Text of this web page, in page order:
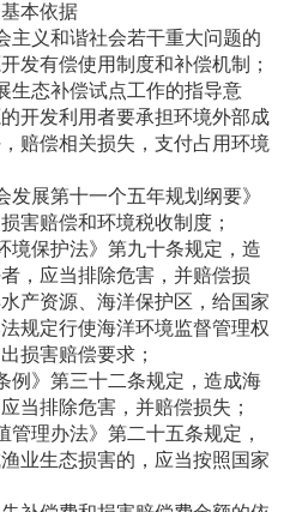
本依据
主义和谐社会若干重大问题的
发有偿使用制度和补偿机制；
生态补偿试点工作的指导意
开发利用者要承担环境外部成
赔偿相关损失，支付占用环境
展第十一个五年规划纲要》
害赔偿和环境税收制度；
境保护法》第九十条规定，造
，应当排除危害，并赔偿损
产资源、海洋保护区，给国家
规定行使海洋环境监督管理权
损害赔偿要求；
例》第三十二条规定，造成海
当排除危害，并赔偿损失；
理办法》第二十五条规定，
业生态损害的，应当按照国家